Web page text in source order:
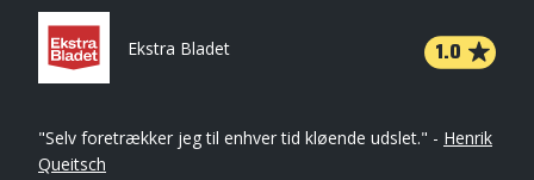
Ekstra Bladet 1.0
"Selv foretrækker jeg til enhver tid kløende udslet." - Henrik
Queitsch